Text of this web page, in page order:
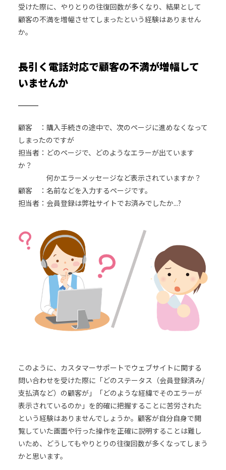
受けた際に、やりとりの往復回数が多くなり、結果として
顧客の不満を増幅させてしまったという経験はありません
か。
長引く電話対応で顧客の不満が増幅して
いませんか
顧客 ：購入手続きの途中で、次のページに進めなくなって
しまったのですが
担当者：どのページで、どのようなエラーが出ています
か？
何かエラーメッセージなど表示されていますか？
顧客 ：名前などを入力するページです。
担当者：会員登録は弊社サイトでお済みでしたか...?
このように、カスタマーサポートでウェブサイトに関する
問い合わせを受けた際に「どのステータス（会員登録済み/
支払済など）の顧客が」「どのような経緯でそのエラーが
表示されているのか」を的確に把握することに苦労された
という経験はありませんでしょうか。顧客が自分自身で閲
覧していた画面や行った操作を正確に説明することは難し
いため、どうしてもやりとりの往復回数が多くなってしまう
かと思います。